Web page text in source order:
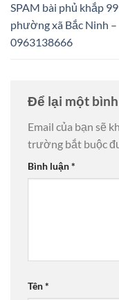
SPAM bài phủ khắp 99
phường xã Bắc Ninh –
0963138666
Để lại một
Email của bạn sẽ
trường bắt buộc
Bình luận*
Tên*